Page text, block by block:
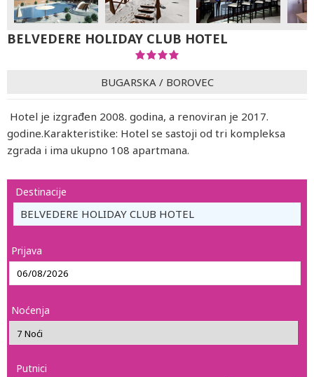
BELVEDERE HOLIDAY CLUB HOTEL
BUGARSKA / BOROVEC
Hotel je izgrađen 2008. godina, a renoviran je 2017.
godine.Karakteristike: Hotel se sastoji od tri kompleksa
zgrada i ima ukupno 108 apartmana.
Destinacije
BELVEDERE HOLIDAY CLUB HOTEL
Prijava
Noćenja
Putnici